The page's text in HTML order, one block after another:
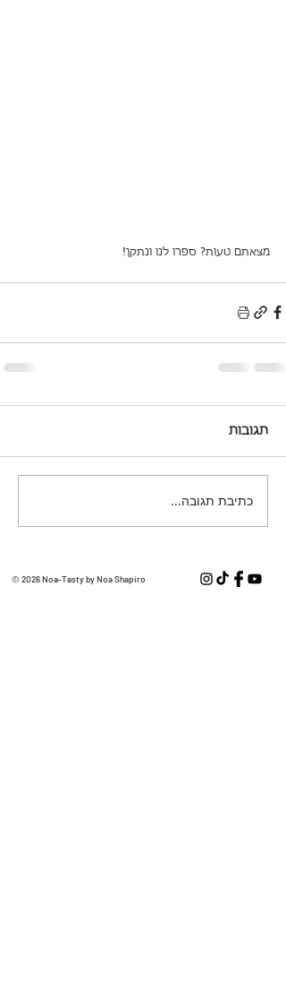
מצאתם טעות? ספרו לנו ונתקן!
תגובות
כתיבת תגובה...
© 2026 Noa-Tasty by Noa Shapiro